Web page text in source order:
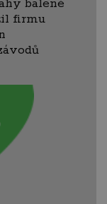
balené
firmu